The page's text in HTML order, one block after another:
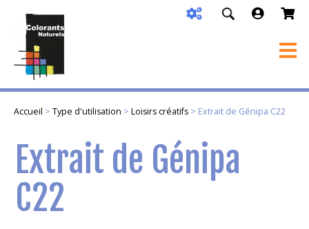
Accueil > Type d'utilisation > Loisirs créatifs > Extrait de Génipa C22
Extrait de Génipa
C22